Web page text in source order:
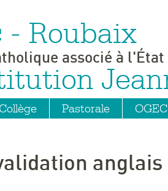
Roubaix
associé à l'État
Collège Pastorale OGEC
anglais